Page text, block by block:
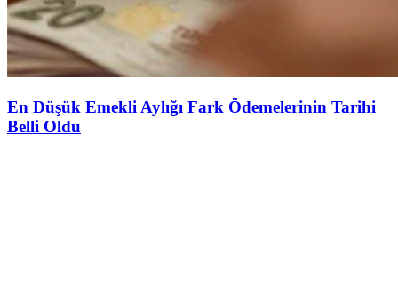
En Düşük Emekli Aylığı Fark Ödemelerinin Tarihi
Belli Oldu